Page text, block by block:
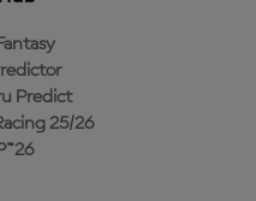
Predict
25/26